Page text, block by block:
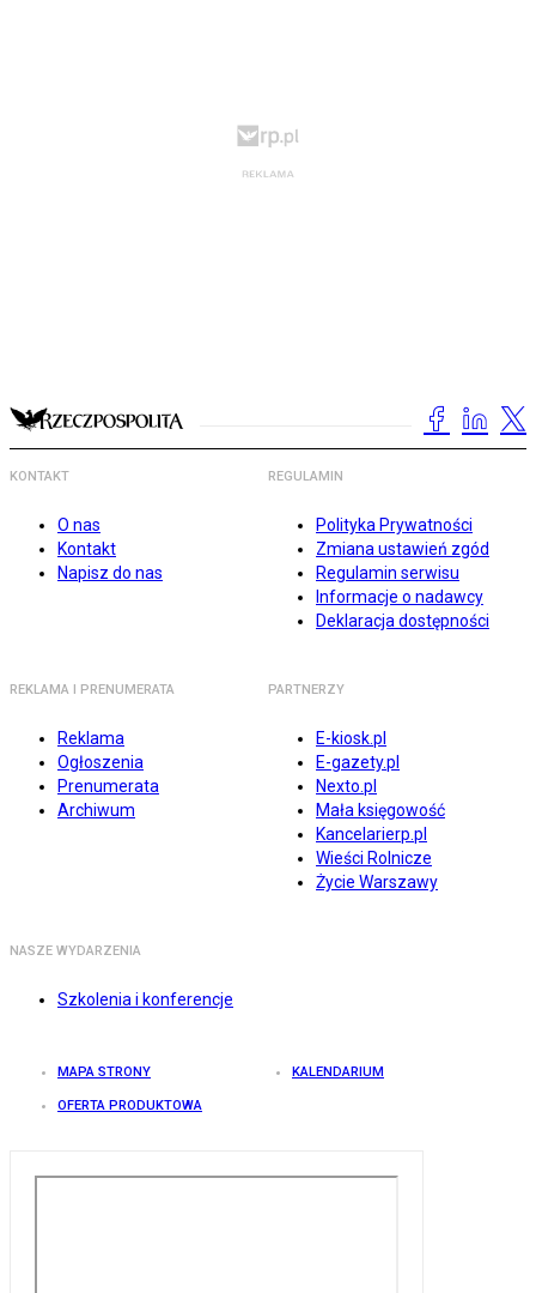
KONTAKT
O nas
Kontakt
Napisz do nas
REGULAMIN
Polityka Prywatności
Zmiana ustawień zgód
Regulamin serwisu
Informacje o nadawcy
Deklaracja dostępności
REKLAMA I PRENUMERATA
Reklama
Ogłoszenia
Prenumerata
Archiwum
PARTNERZY
E-kiosk.pl
E-gazety.pl
Nexto.pl
Mała księgowość
Kancelarierp.pl
Wieści Rolnicze
Życie Warszawy
NASZE WYDARZENIA
Szkolenia i konferencje
MAPA STRONY KALENDARIUM
OFERTA PRODUKTOWA